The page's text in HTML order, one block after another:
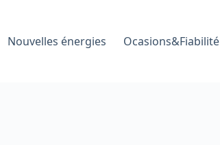
Nouvelles énergies Ocasions&Fiabilité